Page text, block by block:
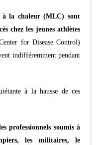
à la chaleur (MLC) sont
chez les jeunes athlètes
for Disease Control)
indifféremment pendant
à la hausse de ces
professionnels soumis à
les militaires, le